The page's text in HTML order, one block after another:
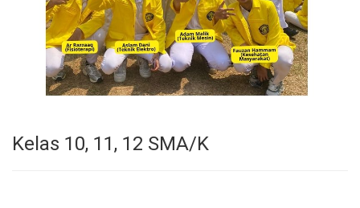
Kelas 10, 11, 12 SMA/K